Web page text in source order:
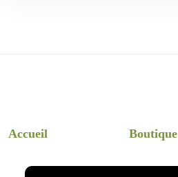
Accueil Boutique